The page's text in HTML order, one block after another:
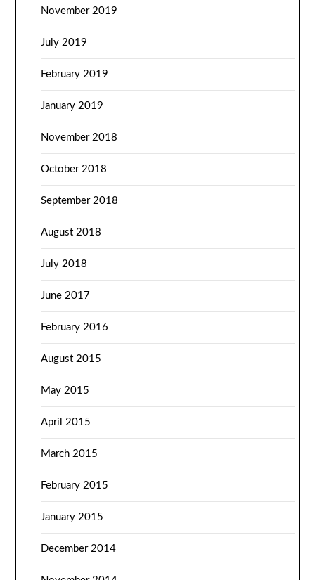
November 2019
July 2019
February 2019
January 2019
November 2018
October 2018
September 2018
August 2018
July 2018
June 2017
February 2016
August 2015
May 2015
April 2015
March 2015
February 2015
January 2015
December 2014